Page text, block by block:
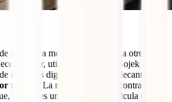
taxis para moverte de un lado a otro por
utiliza las
de Gojek y
nómadas digitales en Bali se decantan por
meses
. ¿La razón? Podrás encontrarlas
si quieres una moto mejor, calcula unos